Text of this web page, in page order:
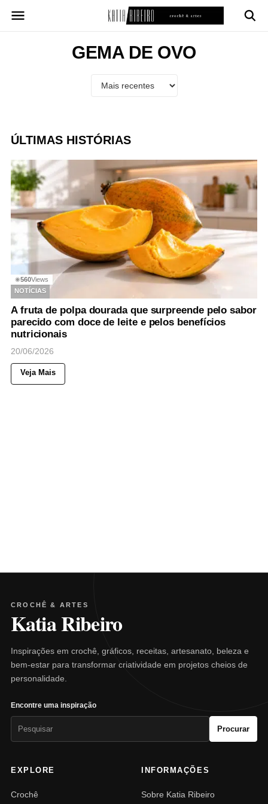
para
GEMA DE OVO
ÚLTIMAS HISTÓRIAS
◉560Views
NOTÍCIAS
A fruta de polpa dourada que surpreende pelo sabor
parecido com doce de leite e pelos benefícios
nutricionais
20/06/2026
Veja Mais
CROCHÊ & ARTES
Katia Ribeiro
Inspirações em crochê, gráficos, receitas, artesanato, beleza e
bem-estar para transformar criatividade em projetos cheios de
personalidade.
Encontre uma inspiração
Procurar
EXPLORE
Crochê
INFORMAÇÕES
Sobre Katia Ribeiro